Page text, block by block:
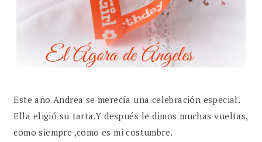
Este año Andrea se merecía una celebración especial.
Ella eligió su tarta.Y después le dimos muchas vueltas,
como siempre ,como es mi costumbre.